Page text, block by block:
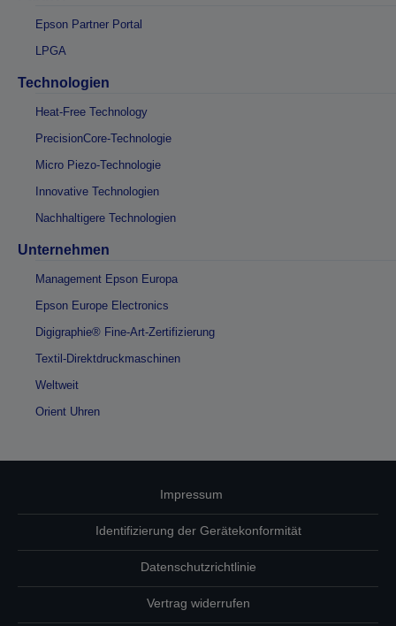
Epson Partner Portal
LPGA
Technologien
Heat-Free Technology
PrecisionCore-Technologie
Micro Piezo-Technologie
Innovative Technologien
Nachhaltigere Technologien
Unternehmen
Management Epson Europa
Epson Europe Electronics
Digigraphie® Fine-Art-Zertifizierung
Textil-Direktdruckmaschinen
Weltweit
Orient Uhren
Impressum
Identifizierung der Gerätekonformität
Datenschutzrichtlinie
Vertrag widerrufen